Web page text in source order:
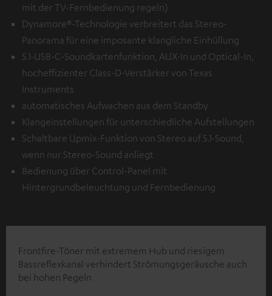
mit der TV-Fernbedienung regeln)
Dynamore®-Technologie verbreitert das Stereo-
Panorama für eine imposante klangliche Einhüllung
5.1-USB-C-Soundkartenfunktion, AUX-In und Optical-In,
hocheffizienter Class-D-Verstärker von Texas
Instruments
automatisches Aufwachen aus dem Standby
Klangeinstellungen für unterschiedliche Aufstellungen
Schaltbare Upmix-Funktion von Stereo auf 5.1-Sound,
wenn nur Stereo-Sound anliegt
Bedienung über Control-Panel mit
Hintergrundbeleuchtung und Fernbedienung
Frontfire-Töner mit extremem Hub und riesigem
Bassreflexkanal verhindert Strömungsgeräusche auch
bei hohen Pegeln